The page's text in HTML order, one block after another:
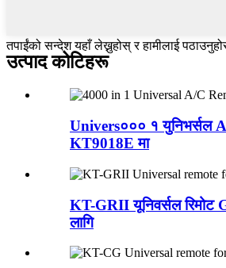
तपाईंको सन्देश यहाँ लेख्नुहोस् र हामीलाई
उत्पाद कोटिहरू
Univers००० १ युनिभर्सल A
KT9018E मा
KT-GRII यूनिवर्सल रिमोट
लागि